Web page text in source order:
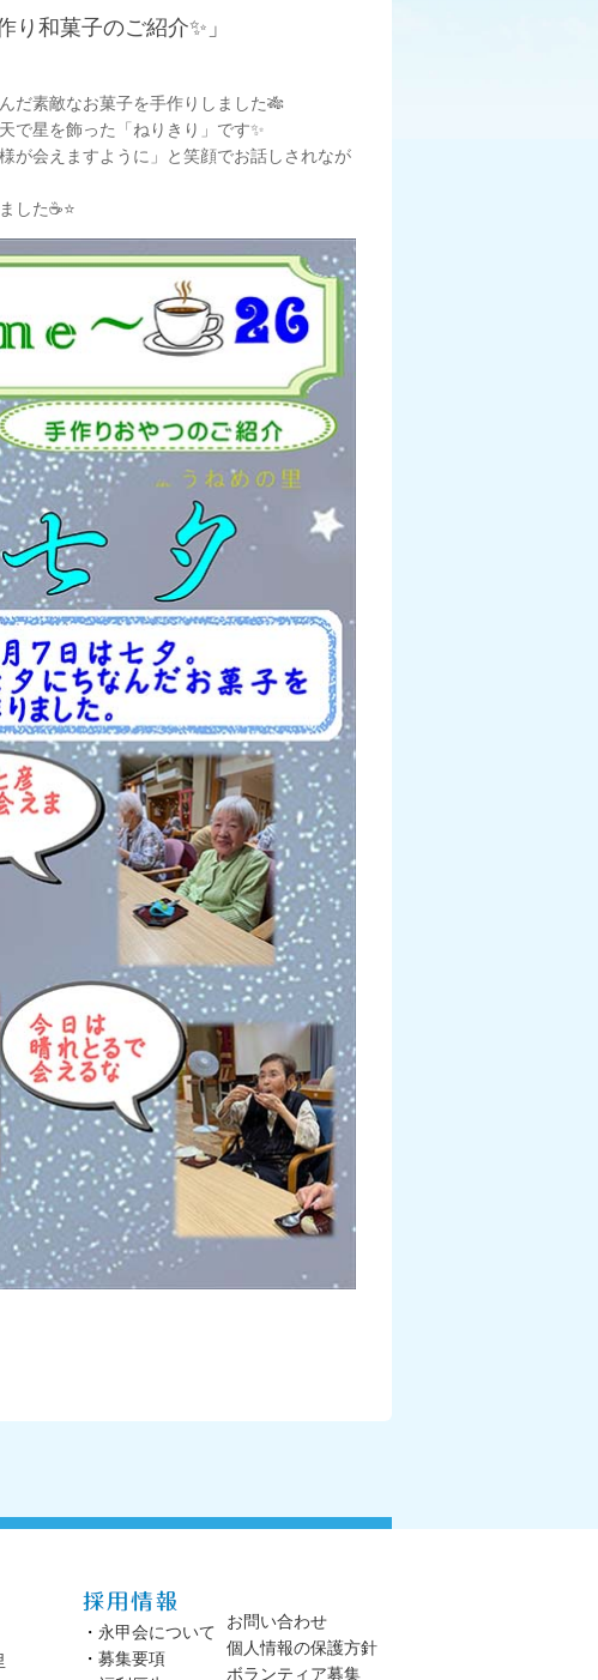
り和菓子のご紹介✨」
だ素敵なお菓子を手作りしました🎋
で星を飾った「ねりきり」です✨
が会えますように」と笑顔でお話しされなが
した☕️⭐
・ 永甲会について
・ 募集要項
お問い合わせ
個人情報の保護方針
ボランティア募集